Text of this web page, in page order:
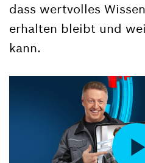
dass wertvolles
erhalten bleibt und
kann.